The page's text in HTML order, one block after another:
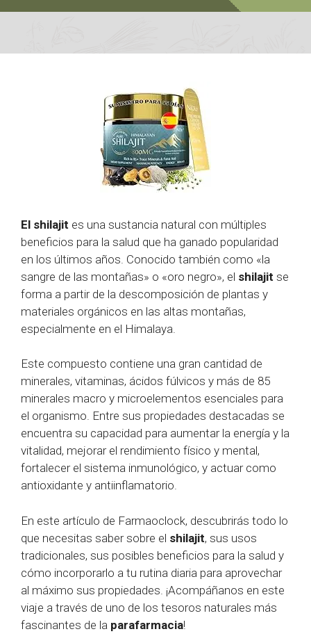
El shilajit es una sustancia natural con múltiples
beneficios para la salud que ha ganado popularidad
en los últimos años. Conocido también como «la
sangre de las montañas» o «oro negro», el shilajit se
forma a partir de la descomposición de plantas y
materiales orgánicos en las altas montañas,
especialmente en el Himalaya.
Este compuesto contiene una gran cantidad de
minerales, vitaminas, ácidos fúlvicos y más de 85
minerales macro y microelementos esenciales para
el organismo. Entre sus propiedades destacadas se
encuentra su capacidad para aumentar la energía y la
vitalidad, mejorar el rendimiento físico y mental,
fortalecer el sistema inmunológico, y actuar como
antioxidante y antiinflamatorio.
En este artículo de Farmaoclock, descubrirás todo lo
que necesitas saber sobre el shilajit, sus usos
tradicionales, sus posibles beneficios para la salud y
cómo incorporarlo a tu rutina diaria para aprovechar
al máximo sus propiedades. ¡Acompáñanos en este
viaje a través de uno de los tesoros naturales más
fascinantes de la parafarmacia!